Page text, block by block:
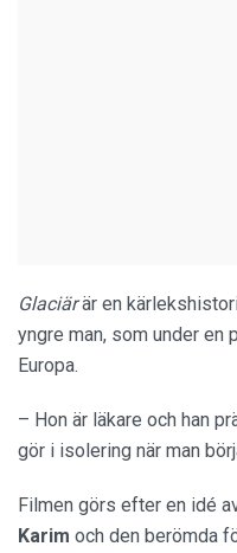
Glaciärär en
yngre man, som under en
Europa.
– Hon är läkare och han
gör i isolering när man
Filmen görs efter en idé
Karim och den berömda